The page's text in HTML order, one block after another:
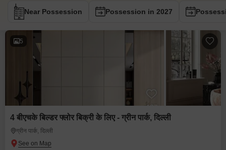
Near Possession Possession in 2027
5
4 बीएचके बिल्डर फ्लोर बिक्री के लिए - ग्रीन पार्क, दिल्ली
ग्रीन पार्क, दिल्ली